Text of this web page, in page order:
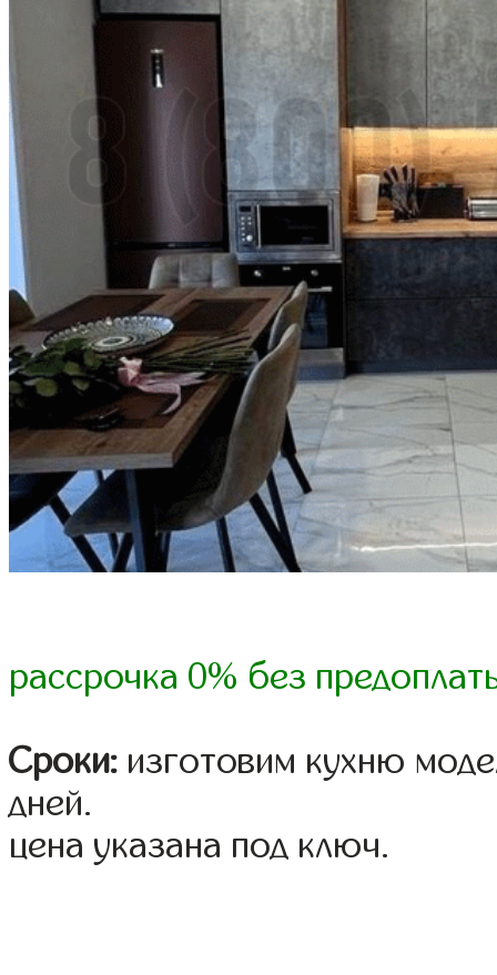
рассрочка 0% без
Сроки: изготовим кухню
дней.
цена указана под ключ.